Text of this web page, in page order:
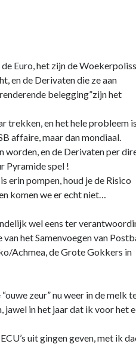
Euro, het zijn de
en de Derivaten die ze aan
belegging”zijn het
trekken, en het hele probleem is
affaire, maar dan mondiaal.
worden, en de Derivaten per
Pyramide spel !
erin pompen, houd je de Risico
komen we er echt niet…
wel eens ter
het Samenvoegen van
Achmea, de Grote Gokkers in
zeur” nu weer in de melk
jawel in het jaar dat ik voor het
uit gingen geven, met ik